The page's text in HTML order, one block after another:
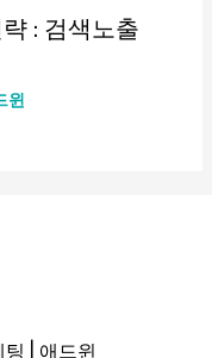
: 검색노출
윈
| 애드윈